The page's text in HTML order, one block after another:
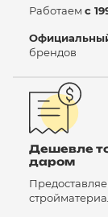
Работаем с
брендов
Дешевле
даром